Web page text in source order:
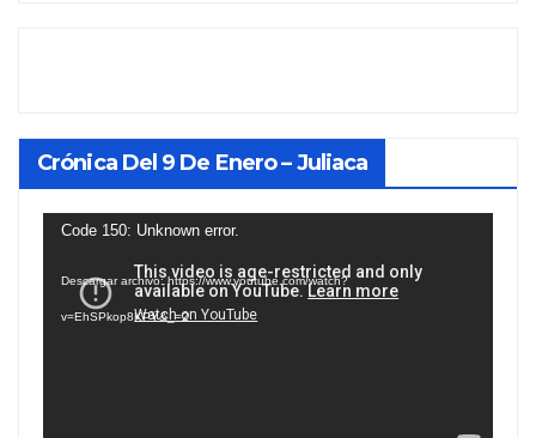
Crónica Del 9 De Enero – Juliaca
Reproductor
vídeo
Code 150: Unknown error.
Descargar archivo: https://www.youtube.com/watch?
v=EhSPkop8KPY&_=2